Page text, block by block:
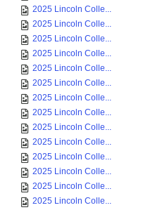
2025 Lincoln Colle...
2025 Lincoln Colle...
2025 Lincoln Colle...
2025 Lincoln Colle...
2025 Lincoln Colle...
2025 Lincoln Colle...
2025 Lincoln Colle...
2025 Lincoln Colle...
2025 Lincoln Colle...
2025 Lincoln Colle...
2025 Lincoln Colle...
2025 Lincoln Colle...
2025 Lincoln Colle...
2025 Lincoln Colle...